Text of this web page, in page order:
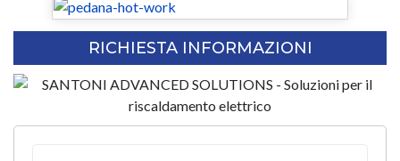
RICHIESTA INFORMAZIONI